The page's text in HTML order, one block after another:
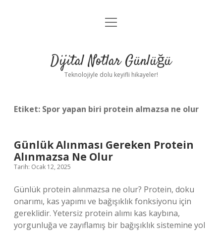
Anasayfa
Yasal Uyarı
menüyü
Dijital Notlar Günlüğü
Teknolojiyle dolu keyifli hikayeler!
Etiket: Spor yapan biri protein almazsa ne olur
Günlük Alınması Gereken Protein
Alınmazsa Ne Olur
Tarih: Ocak 12, 2025
Günlük protein alınmazsa ne olur? Protein, doku
onarımı, kas yapımı ve bağışıklık fonksiyonu için
gereklidir. Yetersiz protein alımı kas kaybına,
yorgunluğa ve zayıflamış bir bağışıklık sistemine yol